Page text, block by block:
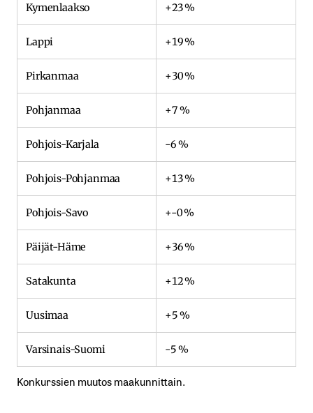
Kymenlaakso +23 %
Lappi +19 %
Pirkanmaa +30 %
Pohjanmaa +7 %
Pohjois-Karjala -6 %
Pohjois-Pohjanmaa +13 %
Pohjois-Savo +-0 %
Päijät-Häme +36 %
Satakunta +12 %
Uusimaa +5 %
Varsinais-Suomi -5 %
Konkurssien muutos maakunnittain.